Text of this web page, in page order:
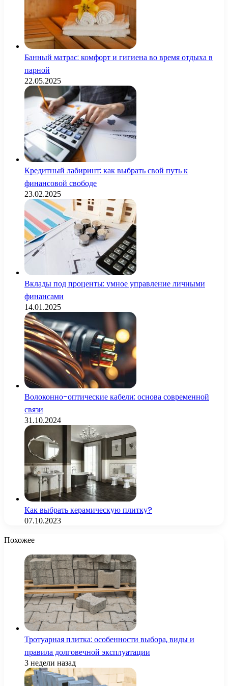
Банный матрас: комфорт и гигиена во время отдыха в
парной
22.05.2025
Кредитный лабиринт: как выбрать свой путь к
финансовой свободе
23.02.2025
Вклады под проценты: умное управление личными
финансами
14.01.2025
Волоконно-оптические кабели: основа современной
связи
31.10.2024
Как выбрать керамическую плитку?
07.10.2023
Похожее
Тротуарная плитка: особенности выбора, виды и
правила долговечной эксплуатации
3 недели назад